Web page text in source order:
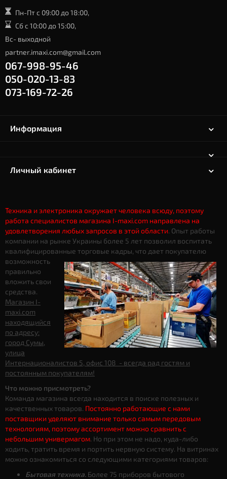
Пн-Пт с 09:00 до 18:00,
Сб с 10:00 до 15:00,
Вс- выходной
partner.imaxi.com@gmail.com
067-998-95-46
050-020-13-83
073-169-72-26
Информация
Личный кабинет
Техника и электроника окружает человека всюду, поэтому
работа специалистов магазина I-maxi.com направлена на
удовлетворения любых запросов в этой области. Опыт работы
компании на рынке Украины более 5 лет позволил воспитать
квалифицированные торговые кадры, что дает покупателю
возможность
правильно
вложить свои
средства.
Магазин I-
maxi.com
находящийся
по адресу:
город Сумы,
улица
Интернационалистов 5, офис 108 - всегда рад гостям и
постоянным покупателям!
Что можно присмотреть?
Команда магазина всегда находится в поиске полезных и
качественных товаров. Постоянно работающие с нами
поставщики уделяют внимание только самым передовым
технологиям, поэтому ассортимент можно сравнить с
небольшим универмагом. Но при этом не надо, куда-либо
ходить, тратить время и портить нервную систему. На витринах
можно ознакомиться со следующими категориями товаров:
Бытовая техника. Более 75 приборов бытового